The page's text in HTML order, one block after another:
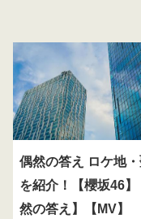
偶然の答え ロケ地
を紹介！【櫻坂46】
然の答え】【MV】